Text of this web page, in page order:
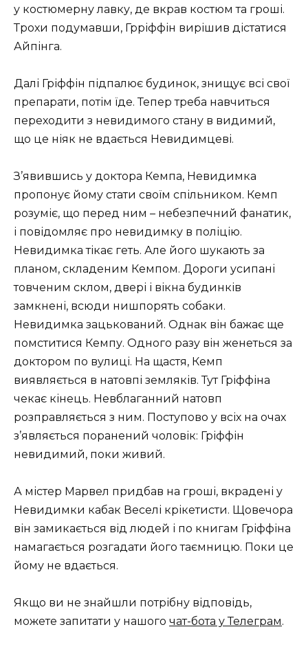
у костюмерну лавку, де вкрав костюм та гроші.
Трохи подумавши, Грріффін вирішив дістатися
Айпінга.
Далі Гріффін підпалює будинок, знищує всі свої
препарати, потім їде. Тепер треба навчиться
переходити з невидимого стану в видимий,
що це ніяк не вдається Невидимцеві.
З’явившись у доктора Кемпа, Невидимка
пропонує йому стати своїм спільником. Кемп
розуміє, що перед ним – небезпечний фанатик,
і повідомляє про невидимку в поліцію.
Невидимка тікає геть. Але його шукають за
планом, складеним Кемпом. Дороги усипані
товченим склом, двері і вікна будинків
замкнені, всюди нишпорять собаки.
Невидимка зацькований. Однак він бажає ще
помститися Кемпу. Одного разу він женеться за
доктором по вулиці. На щастя, Кемп
виявляється в натовпі земляків. Тут Гріффіна
чекає кінець. Невблаганний натовп
розправляється з ним. Поступово у всіх на очах
з’являється поранений чоловік: Гріффін
невидимий, поки живий.
А містер Марвел придбав на гроші, вкрадені у
Невидимки кабак Веселі крікетисти. Щовечора
він замикається від людей і по книгам Гріффіна
намагається розгадати його таємницю. Поки це
йому не вдається.
Якщо ви не знайшли потрібну відповідь,
можете запитати у нашого чат-бота у Телеграм.